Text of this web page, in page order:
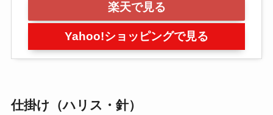
楽天で見る
Yahoo!ショッピングで見る
仕掛け（ハリス・針）